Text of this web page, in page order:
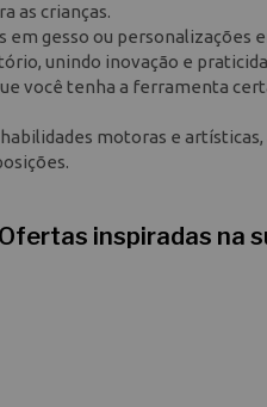
as crianças.
gesso ou personalizações
unindo inovação e
você tenha a ferramenta
motoras e
Ofertas inspiradas na